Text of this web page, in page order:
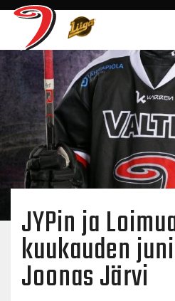
JYPin ja
kuukauden
Joonas Järvi